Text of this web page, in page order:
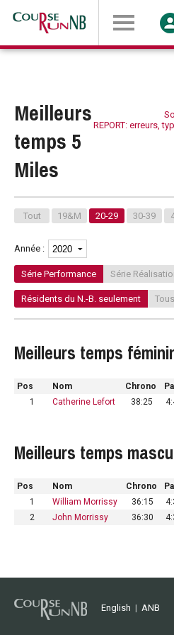
REPORT: erreurs,
Meilleurs
temps 5
Miles
Tout 19&M 20-29 30-39
Année :
Série Performance Série
Résidents du N.-B. seulement Tous
Meilleurs temps
Pos Nom Chrono
1
Catherine Lefort 38:25
Meilleurs temps
Pos Nom Chrono
1
William Morrissy 36:15
2
John Morrissy 36:30
English | ANB